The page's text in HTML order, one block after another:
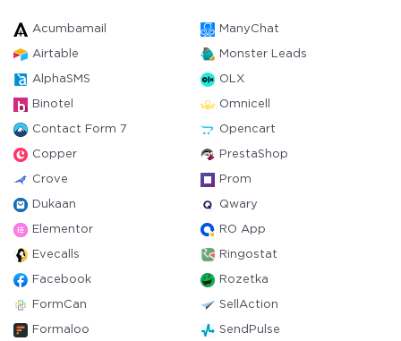
Acumbamail ManyChat
Airtable Monster Leads
AlphaSMS OLX
Binotel Omnicell
Contact Form 7 Opencart
Copper PrestaShop
Crove Prom
Dukaan Qwary
Elementor RO App
Evecalls Ringostat
Facebook Rozetka
FormCan SellAction
Formaloo SendPulse